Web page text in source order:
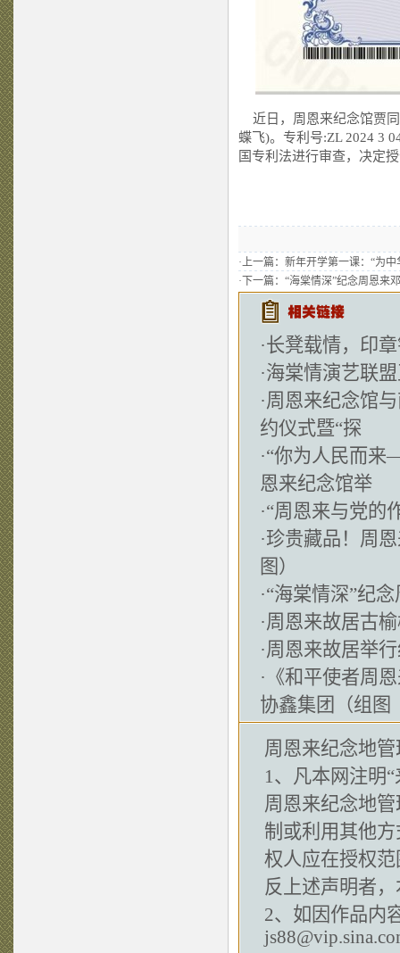
近日，周恩来纪念馆贾同
蝶飞)。专利号:ZL 2024 3
国专利法进行审查，决定
·上一篇： 新年开学第一课：“为
·下一篇： “海棠情深”纪念周恩来
·长凳载情，印
·海棠情演艺联
·周恩来纪念馆
约仪式暨“探
·“你为人民而来
恩来纪念馆举
·“周恩来与党的
·珍贵藏品！周
图）
·“海棠情深”纪
·周恩来故居古
·周恩来故居举
· 《和平使者周
协鑫集团（组图
周恩来纪念地
1、凡本网注明
周恩来纪念地
制或利用其他
权人应在授权
反上述声明者
2、如因作品内